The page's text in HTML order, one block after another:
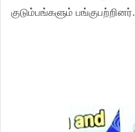
குடும்பங்களும் பங்குபற்றினர்.